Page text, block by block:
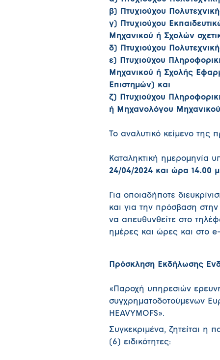
β) Πτυχιούχου
γ) Πτυχιούχου
Μηχανικού ή Σχολών
δ) Πτυχιούχου
ε) Πτυχιούχου
Μηχανικού ή Σχολής
Επιστημών) και
ζ) Πτυχιούχου
ή Μηχανολόγου
Το αναλυτικό κείμενο της
Καταληκτική ημερομηνία
24/04/2024 και ώρα 14.00
Για οποιαδήποτε
και για την πρόσβαση
να απευθυνθείτε στο
ημέρες και ώρες και στο
Πρόσκληση Εκδήλωσης
«Παροχή υπηρεσιών
συγχρηματοδοτούμενων
HEAVYMOFS».
Συγκεκριμένα, ζητείται η
(6) ειδικότητες: